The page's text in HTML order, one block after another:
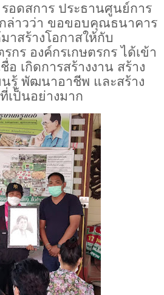
อดสการ ประธานศูนย์การ
กล่าวว่า ขอขอบคุณธนาคาร
าสร้างโอกาสให้กับ
กร องค์กรเกษตรกร ได้เข้า
อ เกิดการสร้างงาน สร้าง
นรู้ พัฒนาอาชีพ และสร้าง
เป็นอย่างมาก